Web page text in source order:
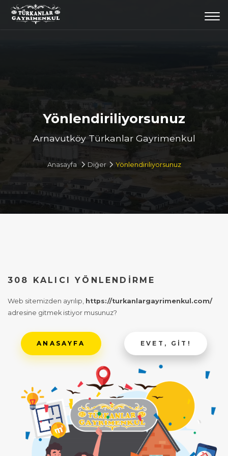
Yönlendiriliyorsunuz
Arnavutköy Türkanlar Gayrimenkul
Anasayfa Diğer Yönlendiriliyorsunuz
308 KALICI YÖNLENDIRME
Web sitemizden ayrılıp, https://turkanlargayrimenkul.com/
adresine gitmek istiyor musunuz?
ANASAYFA EVET, GIT!